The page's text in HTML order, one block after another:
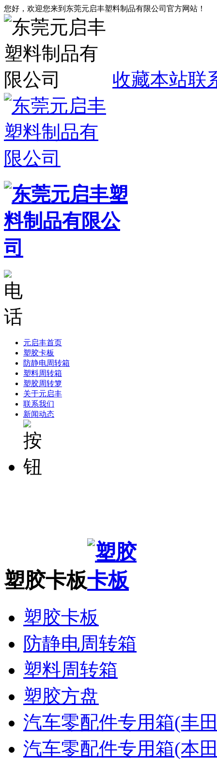
您好，欢迎您来到东莞元启丰塑料制品有限公司官方网站！
收藏本站联
元启丰首页
塑胶卡板
防静电周转箱
塑料周转箱
塑胶周转箩
关于元启丰
联系我们
新闻动态
塑胶卡板
塑胶卡板
防静电周转箱
塑料周转箱
塑胶方盘
汽车零配件专用箱(丰
汽车零配件专用箱(本